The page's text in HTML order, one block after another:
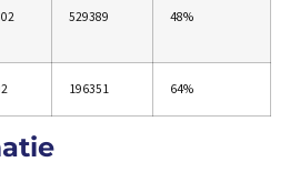
529389 48%
196351 64%